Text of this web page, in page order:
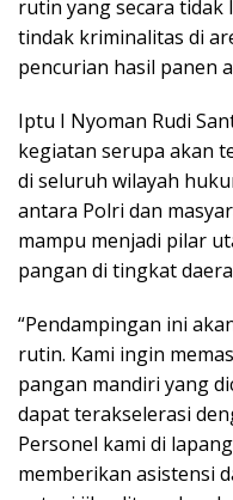
rutin yang secara tidak
tindak kriminalitas di
pencurian hasil panen
Iptu I Nyoman Rudi
kegiatan serupa akan
di seluruh wilayah
antara Polri dan
mampu menjadi pilar
pangan di tingkat
“Pendampingan ini
rutin. Kami ingin
pangan mandiri yang
dapat terakselerasi
Personel kami di
memberikan asistensi